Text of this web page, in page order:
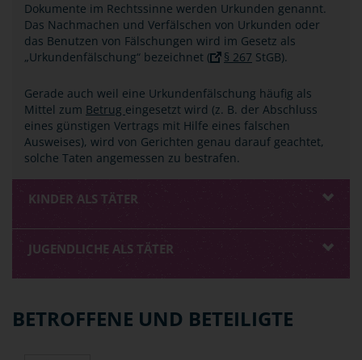
Dokumente im Rechtssinne werden Urkunden genannt.
Das Nachmachen und Verfälschen von Urkunden oder
das Benutzen von Fälschungen wird im Gesetz als
„Urkundenfälschung“ bezeichnet (
§ 267 StGB).
Gerade auch weil eine Urkundenfälschung häufig als
Mittel zum Betrug eingesetzt wird (z. B. der Abschluss
eines günstigen Vertrags mit Hilfe eines falschen
Ausweises), wird von Gerichten genau darauf geachtet,
solche Taten angemessen zu bestrafen.
KINDER ALS TÄTER
JUGENDLICHE ALS TÄTER
BETROFFENE UND BETEILIGTE